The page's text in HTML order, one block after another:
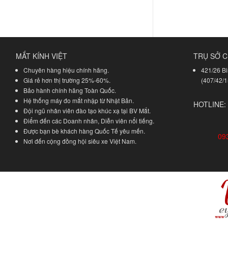
MẮT KÍNH VIỆT
Chuyên hàng hiệu chính hãng.
Giá rẻ hơn thị trường 25%-60%.
Bảo hành chính hãng Toàn Quốc.
Hệ thống máy đo mắt nhập từ Nhật Bản.
Đội ngũ nhân viên đào tạo khúc xạ tại BV Mắt.
Điểm đến các Doanh nhân, Diễn viên nổi tiếng.
Được bạn bè khách hàng Quốc Tế yêu mến.
Nơi đến cộng đồng hội siêu xe Việt Nam.
TRỤ SỞ
421/26
(407/42/
HOTLINE: